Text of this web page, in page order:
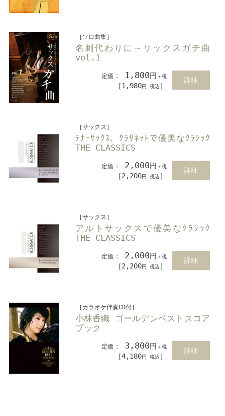
［ソロ曲集］
名刺代わりに～サックスガチ曲
vol.1
定価 ： 1,800円 ＋税
［1,980円 税込 ］
詳細
［サックス］
ﾃﾅｰｻｯｸｽ、ｸﾗﾘﾈｯﾄで優美なｸﾗｼｯｸ
THE CLASSICS
定価 ： 2,000円 ＋税
［2,200円 税込 ］
詳細
［サックス］
アルトサックスで優美なｸﾗｼｯｸ
THE CLASSICS
定価 ： 2,000円 ＋税
［2,200円 税込 ］
詳細
［カラオケ伴奏CD付］
小林香織 ゴールデンベストスコア
ブック
定価 ： 3,800円 ＋税
［4,180円 税込 ］
詳細